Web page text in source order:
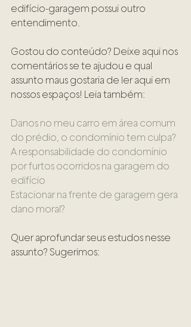
edifício-garagem possui outro
entendimento.
Gostou do conteúdo? Deixe aqui nos
comentários se te ajudou e qual
assunto maus gostaria de ler aqui em
nossos espaços! Leia também:
Danos no meu carro em área comum
do prédio, o condomínio tem culpa?
A responsabilidade do condomínio
por furtos ocorridos na garagem do
edifício
Estacionar na frente de garagem gera
dano moral?
Quer aprofundar seus estudos nesse
assunto? Sugerimos: